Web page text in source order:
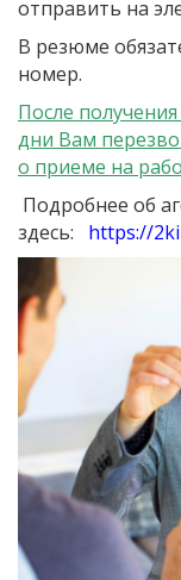
отправить на
В резюме
номер.
После
дни Вам
о приеме на
Подробнее об
здесь: https://